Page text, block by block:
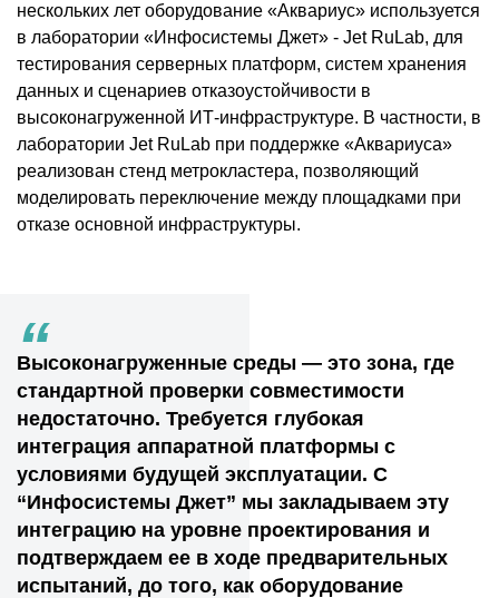
нескольких лет оборудование «Аквариус» используется
в лаборатории «Инфосистемы Джет» - Jet RuLab, для
тестирования серверных платформ, систем хранения
данных и сценариев отказоустойчивости в
высоконагруженной ИТ-инфраструктуре. В частности, в
лаборатории Jet RuLab при поддержке «Аквариуса»
реализован стенд метрокластера, позволяющий
моделировать переключение между площадками при
отказе основной инфраструктуры.
“
Высоконагруженные среды — это зона, где
стандартной проверки совместимости
недостаточно. Требуется глубокая
интеграция аппаратной платформы с
условиями будущей эксплуатации. С
“Инфосистемы Джет” мы закладываем эту
интеграцию на уровне проектирования и
подтверждаем ее в ходе предварительных
испытаний, до того, как оборудование